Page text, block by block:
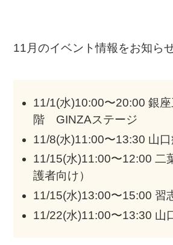
11月のイベント情報をお知ら
11/1(水)10:00〜20:00 銀
階 GINZAステージ
11/8(水)11:00〜13:30 山
11/15(水)11:00〜12:00 二
護者向け）
11/15(水)13:00〜15:00 習
11/22(水)11:00〜13:30 山